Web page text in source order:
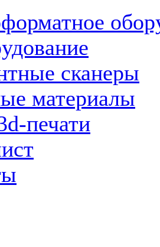
сканеры
материалы
печати